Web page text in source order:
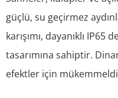
güçlü, su geçirmez
karışımı, dayanıklı
tasarımına sahiptir.
efektler için